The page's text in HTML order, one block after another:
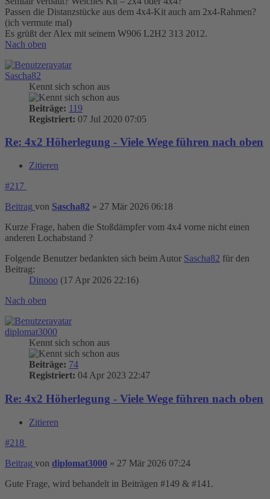
Passen die Distanzstücke aus dem 4x4-Kit auch am 2x4-Rahmen?
(ich vermute mal)
Es grüßt der Alex mit seinem W906 L2H2 313 2012.
Nach oben
Sascha82
Kennt sich schon aus
Beiträge: 119
Registriert: 07 Jul 2020 07:05
Re: 4x2 Höherlegung - Viele Wege führen nach oben
Zitieren
#217
Beitrag von Sascha82 » 27 Mär 2026 06:18
Kurze Frage, haben die Stoßdämpfer vom 4x4 vorne nicht einen
anderen Lochabstand ?
Folgende Benutzer bedankten sich beim Autor Sascha82 für den
Beitrag:
Dinooo (17 Apr 2026 22:16)
Nach oben
diplomat3000
Kennt sich schon aus
Beiträge: 74
Registriert: 04 Apr 2023 22:47
Re: 4x2 Höherlegung - Viele Wege führen nach oben
Zitieren
#218
Beitrag von diplomat3000 » 27 Mär 2026 07:24
Gute Frage, wird behandelt in Beiträgen #149 & #141.